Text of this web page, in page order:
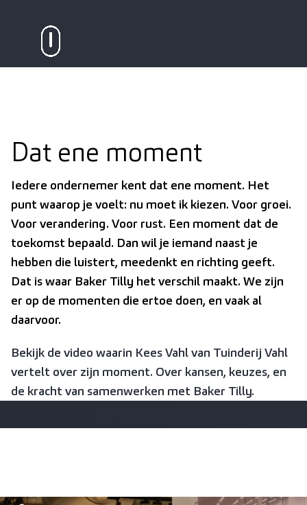
Dat ene moment
Iedere ondernemer kent dat ene moment. Het
punt waarop je voelt: nu moet ik kiezen. Voor groei.
Voor verandering. Voor rust. Een moment dat de
toekomst bepaald. Dan wil je iemand naast je
hebben die luistert, meedenkt en richting geeft.
Dat is waar Baker Tilly het verschil maakt. We zijn
er op de momenten die ertoe doen, en vaak al
daarvoor.
Bekijk de video waarin Kees Vahl van Tuinderij Vahl
vertelt over zijn moment. Over kansen, keuzes, en
de kracht van samenwerken met Baker Tilly.